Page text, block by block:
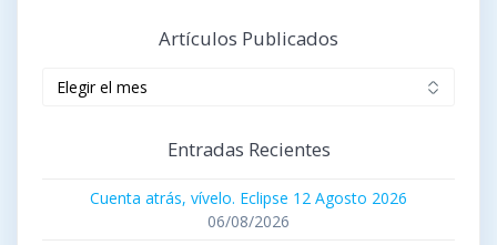
Artículos Publicados
Entradas Recientes
Cuenta atrás, vívelo. Eclipse 12 Agosto 2026
06/08/2026